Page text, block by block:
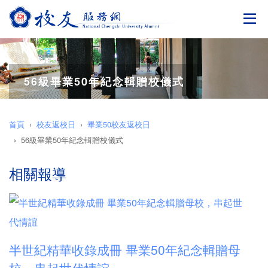
切
56級畢業50年紀念輯贈校儀式
首頁 校友返校日
畢業50校友返校日
56級畢業50年紀念輯贈校儀式
相關報導
半世紀精華收錄成冊 畢業50年紀念輯贈母